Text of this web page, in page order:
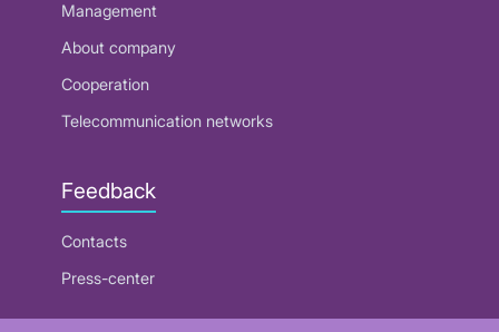
Management
About company
Cooperation
Telecommunication networks
Feedback
Contacts
Press-center